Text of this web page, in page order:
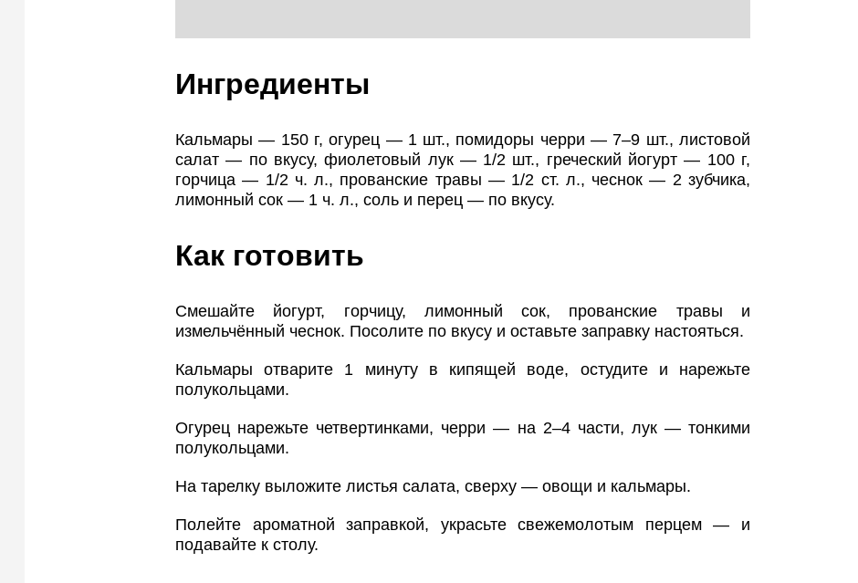
Ингредиенты
Кальмары — 150 г, огурец — 1 шт., помидоры черри — 7–9 шт., листовой
салат — по вкусу, фиолетовый лук — 1/2 шт., греческий йогурт — 100 г,
горчица — 1/2 ч. л., прованские травы — 1/2 ст. л., чеснок — 2 зубчика,
лимонный сок — 1 ч. л., соль и перец — по вкусу.
Как готовить
Смешайте йогурт, горчицу, лимонный сок, прованские травы и
измельчённый чеснок. Посолите по вкусу и оставьте заправку настояться.
Кальмары отварите 1 минуту в кипящей воде, остудите и нарежьте
полукольцами.
Огурец нарежьте четвертинками, черри — на 2–4 части, лук — тонкими
полукольцами.
На тарелку выложите листья салата, сверху — овощи и кальмары.
Полейте ароматной заправкой, украсьте свежемолотым перцем — и
подавайте к столу.